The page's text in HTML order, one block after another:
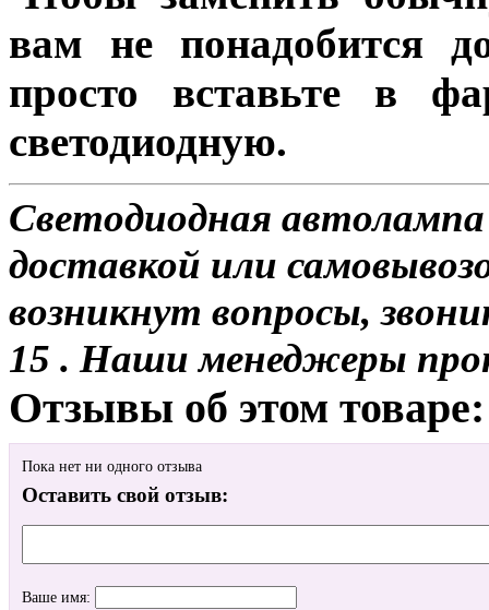
вам не понадобится
просто вставьте в
светодиодную.
Светодиодная
доставкой или
возникнут вопросы,
15 . Наши менеджеры
Отзывы об этом товаре:
Пока нет ни одного отзыва
Оставить свой отзыв:
Ваше имя: